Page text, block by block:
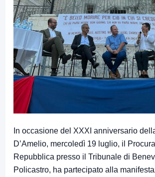
In occasione del XXXI anniversario
D’Amelio, mercoledì 19 luglio, il
Repubblica presso il Tribunale di
Policastro, ha partecipato alla